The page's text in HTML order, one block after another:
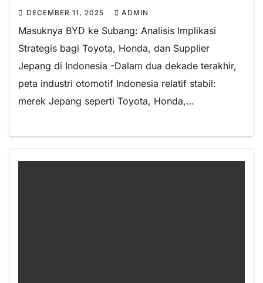
DECEMBER 11, 2025 ADMIN
Masuknya BYD ke Subang: Analisis Implikasi
Strategis bagi Toyota, Honda, dan Supplier
Jepang di Indonesia -Dalam dua dekade terakhir,
peta industri otomotif Indonesia relatif stabil:
merek Jepang seperti Toyota, Honda,…